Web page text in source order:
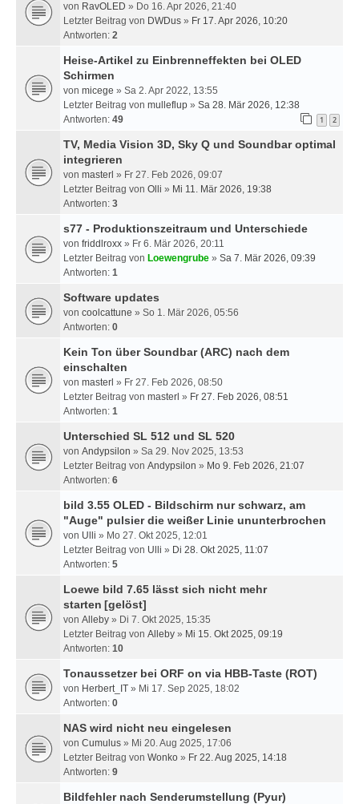
von RavOLED » Do 16. Apr 2026, 21:40
Letzter Beitrag von DWDus » Fr 17. Apr 2026, 10:20
Antworten: 2
Heise-Artikel zu Einbrenneffekten bei OLED
Schirmen
von micege » Sa 2. Apr 2022, 13:55
Letzter Beitrag von mulleflup » Sa 28. Mär 2026, 12:38
Antworten: 49 1 2
TV, Media Vision 3D, Sky Q und Soundbar optimal
integrieren
von masterl » Fr 27. Feb 2026, 09:07
Letzter Beitrag von Olli » Mi 11. Mär 2026, 19:38
Antworten: 3
s77 - Produktionszeitraum und Unterschiede
von friddlroxx » Fr 6. Mär 2026, 20:11
Letzter Beitrag von Loewengrube » Sa 7. Mär 2026, 09:39
Antworten: 1
Software updates
von coolcattune » So 1. Mär 2026, 05:56
Antworten: 0
Kein Ton über Soundbar (ARC) nach dem
einschalten
von masterl » Fr 27. Feb 2026, 08:50
Letzter Beitrag von masterl » Fr 27. Feb 2026, 08:51
Antworten: 1
Unterschied SL 512 und SL 520
von Andypsilon » Sa 29. Nov 2025, 13:53
Letzter Beitrag von Andypsilon » Mo 9. Feb 2026, 21:07
Antworten: 6
bild 3.55 OLED - Bildschirm nur schwarz, am
"Auge" pulsier die weißer Linie ununterbrochen
von Ulli » Mo 27. Okt 2025, 12:01
Letzter Beitrag von Ulli » Di 28. Okt 2025, 11:07
Antworten: 5
Loewe bild 7.65 lässt sich nicht mehr
starten [gelöst]
von Alleby » Di 7. Okt 2025, 15:35
Letzter Beitrag von Alleby » Mi 15. Okt 2025, 09:19
Antworten: 10
Tonaussetzer bei ORF on via HBB-Taste (ROT)
von Herbert_IT » Mi 17. Sep 2025, 18:02
Antworten: 0
NAS wird nicht neu eingelesen
von Cumulus » Mi 20. Aug 2025, 17:06
Letzter Beitrag von Wonko » Fr 22. Aug 2025, 14:18
Antworten: 9
Bildfehler nach Senderumstellung (Pyur)